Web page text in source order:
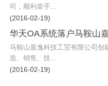
司，顺利牵手...
(2016-02-19)
华天OA系统落户马鞍山
马鞍山嘉逸科技工贸有限公司创
造、销售、技...
(2016-02-19)